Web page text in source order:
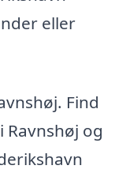
eller
Find
og